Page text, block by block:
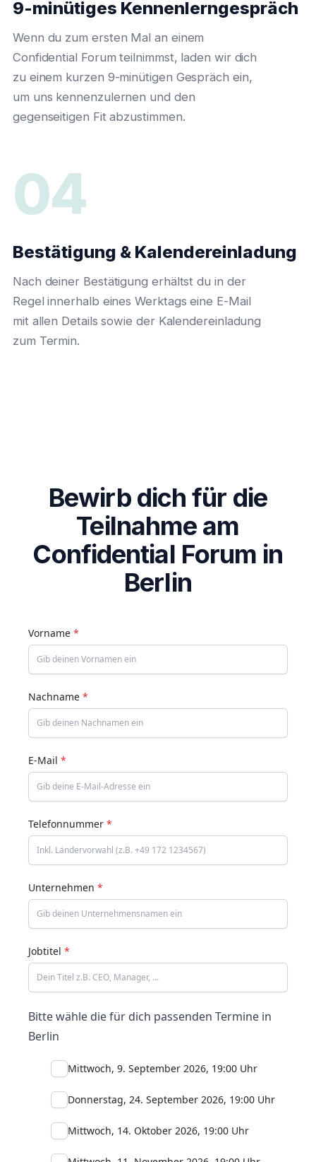
9-minütiges Kennenlerngespräch
Wenn du zum ersten Mal an einem
Confidential Forum teilnimmst, laden wir dich
zu einem kurzen 9-minütigen Gespräch ein,
um uns kennenzulernen und den
gegenseitigen Fit abzustimmen.
04
Bestätigung & Kalendereinladung
Nach deiner Bestätigung erhältst du in der
Regel innerhalb eines Werktags eine E-Mail
mit allen Details sowie der Kalendereinladung
zum Termin.
Bewirb dich für die
Teilnahme am
Confidential Forum in
Berlin